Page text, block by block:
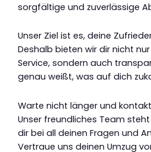
sorgfältige und zuverlässige
Unser Ziel ist es, deine
Deshalb bieten wir dir nicht
Service, sondern auch
genau weißt, was auf dich
Warte nicht länger und
Unser freundliches Team
dir bei all deinen Fragen und
Vertraue uns deinen Umzug